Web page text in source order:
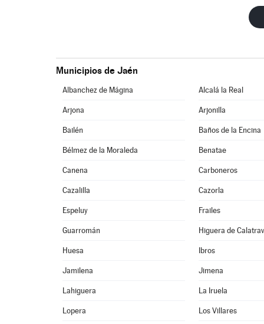
Municipios de Jaén
Albanchez de Mágina Alcalá la Real
Arjona Arjonilla
Bailén Baños de la Encina
Bélmez de la Moraleda Benatae
Canena Carboneros
Cazalilla Cazorla
Espeluy Frailes
Guarromán Higuera de
Huesa Ibros
Jamilena Jimena
Lahiguera La Iruela
Lopera Los Villares